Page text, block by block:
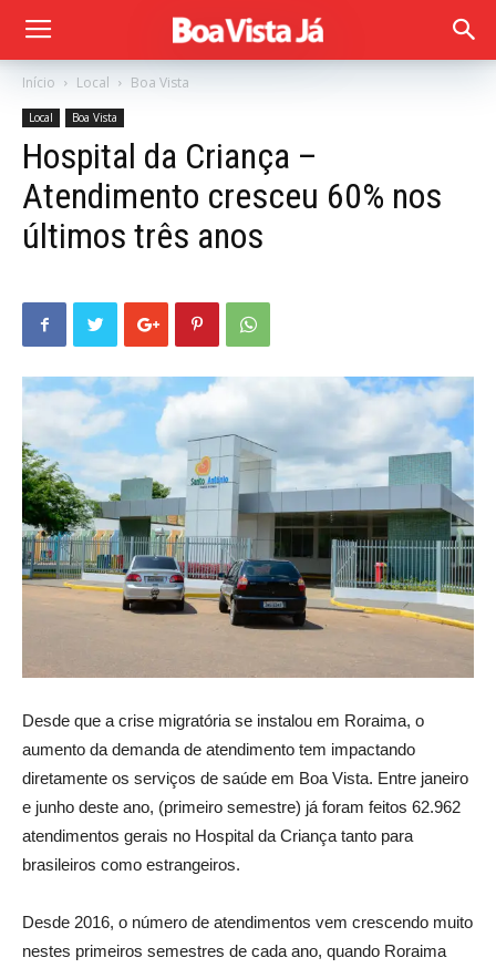
Início Local Boa Vista
Local Boa Vista
Hospital da Criança –
Atendimento cresceu 60% nos
últimos três anos
Desde que a crise migratória se instalou em Roraima, o
aumento da demanda de atendimento tem impactando
diretamente os serviços de saúde em Boa Vista. Entre janeiro
e junho deste ano, (primeiro semestre) já foram feitos 62.962
atendimentos gerais no Hospital da Criança tanto para
brasileiros como estrangeiros.
Desde 2016, o número de atendimentos vem crescendo muito
nestes primeiros semestres de cada ano, quando Roraima